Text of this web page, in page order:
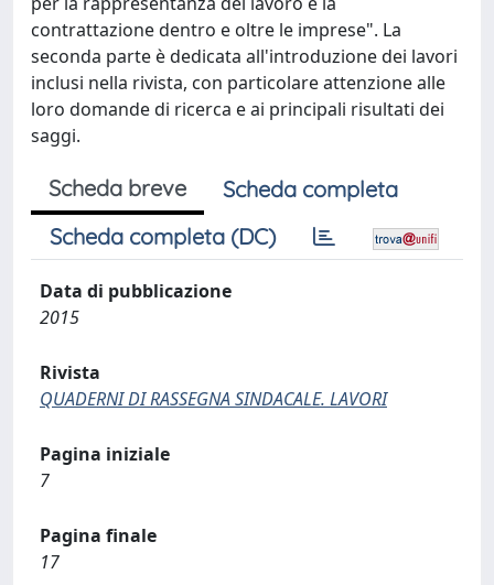
contrattazione dentro e oltre le imprese". La
seconda parte è dedicata all'introduzione dei lavori
inclusi nella rivista, con particolare attenzione alle
loro domande di ricerca e ai principali risultati dei
saggi.
Scheda breve
Scheda completa
Scheda completa (DC)
Data di pubblicazione
2015
Rivista
QUADERNI DI RASSEGNA SINDACALE. LAVORI
Pagina iniziale
7
Pagina finale
17